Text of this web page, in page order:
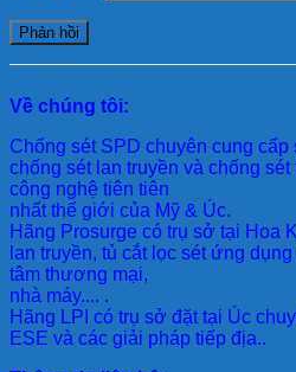
Về chúng tôi:
Chống sét SPD chuyên cung cấp
chống sét lan truyền và chống
công nghệ tiên tiên
nhất thế giới của Mỹ & Úc.
Hãng Prosurge có trụ sở tại Hoa
lan truyền, tủ cắt lọc sét ứng
tâm thương mại,
nhà máy.... .
Hãng LPI có trụ sở đặt tại Úc
ESE và các giải pháp tiếp địa..